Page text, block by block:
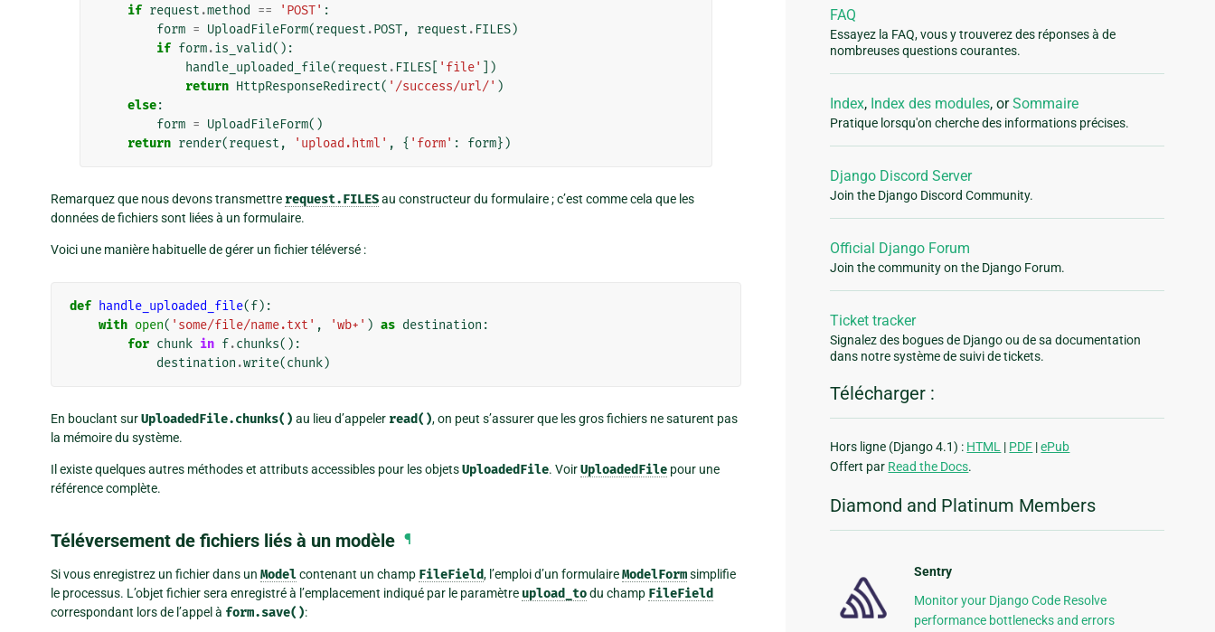
if request .method == 'POST' :
form = UploadFileForm(request .POST, request . FILES)
if form.is_valid():
handle_uploaded_file(request . FILES[ 'file'
])
return HttpResponseRedirect( '/success/url/' )
else:
form = UploadFileForm()
return render(request , 'upload.html' , { 'form' : form})
Remarquez que nous devons transmettre request.FILESau constructeur du formulaire ; c’est comme cela que les
données de fichiers sont liées à un formulaire.
Voici une manière habituelle de gérer un fichier téléversé :
def handle_uploaded_file(f):
with open( 'some/file/name.txt' , 'wb+' ) as destination :
for chunk in f.chunks():
destination .write(chunk)
En bouclant surUploadedFile.chunks() au lieu d’appeler read(), on peut s’assurer que les gros fichiers ne saturent pas
la mémoire du système.
Il existe quelques autres méthodes et attributs accessibles pour les objetsUploadedFile. VoirUploadedFile pour une
référence complète.
Téléversement de fichiers liés à un modèle ¶
Si vous enregistrez un fichier dans un Modelcontenant un champ FileField, l’emploi d’un formulaireModelFormsimplifie
le processus. L’objet fichier sera enregistré à l’emplacement indiqué par le paramètre upload_todu champ FileField
correspondant lors de l’appel à form.save():
FAQ
Essayez la FAQ, vous y trouverez des réponses à de
nombreuses questions courantes.
Index, Index des modules, orSommaire
Pratique lorsqu'on cherche des informations précises.
Django Discord Server
Join the Django Discord Community.
Official Django Forum
Join the community on the Django Forum.
Ticket tracker
Signalez des bogues de Django ou de sa documentation
dans notre système de suivi de tickets.
Télécharger :
Hors ligne (Django 4.1) : HTML | PDF |ePub
Offert par Read the Docs.
Diamond and Platinum Members
Sentry
Monitor your Django Code Resolve
performance bottlenecks and errors